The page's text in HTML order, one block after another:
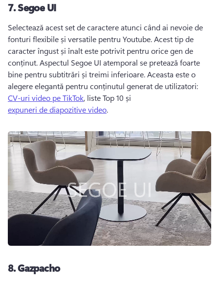
7.Segoe UI
Selectează acest set de caractere atunci când ai nevoie de
fonturi flexibile și versatile pentru Youtube. Acest tip de
caracter îngust și înalt este potrivit pentru orice gen de
conținut. Aspectul Segoe UI atemporal se pretează foarte
bine pentru subtitrări și treimi inferioare. Aceasta este o
alegere elegantă pentru conținutul generat de utilizatori:
CV-uri video pe TikTok, liste Top 10 și
expuneri de diapozitive video.
8.Gazpacho